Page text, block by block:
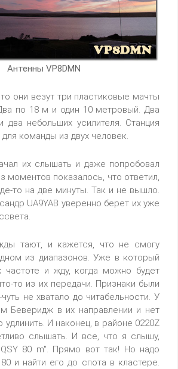
Антенны VP8DMN
они везут три пластиковые мачты
по 18 м и один 10 метровый. Два
два небольших усилителя. Станция
команды из двух человек.
их слышать и даже попробовал
моментов показалось, что ответил,
то на две минуты. Так и не вышло.
UA9YAB уверенно берет их уже
тают, и кажется, что не смогу
из диапазонов. Уже в который
частоте и жду, когда можно будет
то из их передачи. Признаки были
не хватало до читабельности. У
Беверидж в их направлении и нет
И наконец, в районе 0220Z
слышать. И все, что я слышу,
80 m". Прямо вот так! Но надо
и найти его до спота в кластере.